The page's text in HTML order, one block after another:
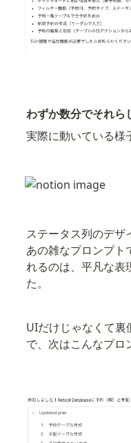
わずか数分でそれら
実際に動いている様
ステータス列のデザ
あの雑なプロンプト
れるのは、平凡な表
た。
UIだけじゃなくて裏
で、次はこんなプロ